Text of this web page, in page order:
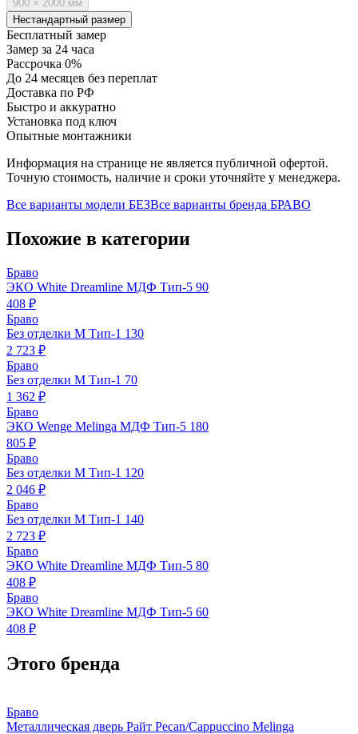
900 × 2000 мм
Нестандартный размер
Бесплатный замер
Замер за 24 часа
Рассрочка 0%
До 24 месяцев без переплат
Доставка по РФ
Быстро и аккуратно
Установка под ключ
Опытные монтажники
Информация на странице не является публичной офертой.
Точную стоимость, наличие и сроки уточняйте у менеджера.
Все варианты модели БЕЗВсе варианты бренда БРАВО
Похожие в категории
Браво
ЭКО White Dreamline МДФ Тип-5 90
408 ₽
Браво
Без отделки М Тип-1 130
2 723 ₽
Браво
Без отделки М Тип-1 70
1 362 ₽
Браво
ЭКО Wenge Melinga МДФ Тип-5 180
805 ₽
Браво
Без отделки М Тип-1 120
2 046 ₽
Браво
Без отделки М Тип-1 140
2 723 ₽
Браво
ЭКО White Dreamline МДФ Тип-5 80
408 ₽
Браво
ЭКО White Dreamline МДФ Тип-5 60
408 ₽
Этого бренда
Браво
Металлическая дверь Райт Pecan/Cappuccino Melinga